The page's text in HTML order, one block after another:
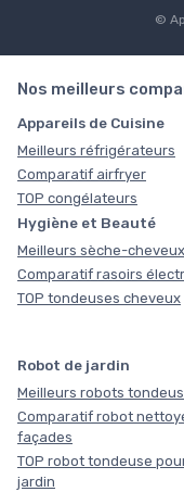
©
Nos meilleurs
Appareils de Cuisine
Meilleurs réfrigérateurs
Comparatif airfryer
TOP congélateurs
Hygiène et Beauté
Meilleurs sèche-cheveux
Comparatif rasoirs
TOP tondeuses cheveux
Robot de jardin
Meilleurs robots
Comparatif robot
façades
TOP robot tondeuse
jardin